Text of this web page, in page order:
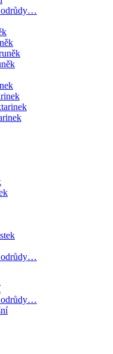
odrůdy…
odrůdy…
odrůdy…